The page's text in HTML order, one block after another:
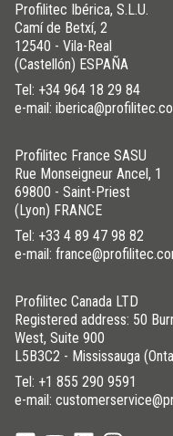
Profilitec Ibérica, S.L.U.
Camí de Betxí, 2
12540 - Vila-Real
(Castellón) ESPAÑA
Tel: +34 964 18 29 84
e-mail:
Profilitec France SASU
Rue Monseigneur Ancel, 1
69800 - Saint-Priest
(Lyon) FRANCE
Tel: +33 4 89 47 98 82
e-mail:
Profilitec Canada LTD
Registered address: 50
West, Suite 900
L5B3C2 - Mississauga
Tel: +1 855 290 9591
e-mail: